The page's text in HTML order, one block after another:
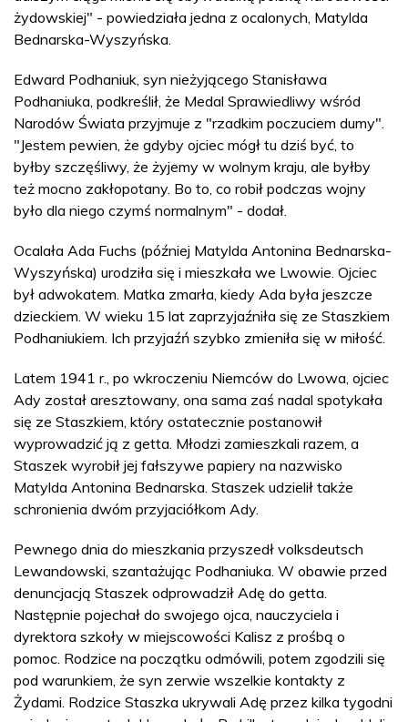
żydowskiej" - powiedziała jedna z ocalonych, Matylda
Bednarska-Wyszyńska.
Edward Podhaniuk, syn nieżyjącego Stanisława
Podhaniuka, podkreślił, że Medal Sprawiedliwy wśród
Narodów Świata przyjmuje z "rzadkim poczuciem dumy".
"Jestem pewien, że gdyby ojciec mógł tu dziś być, to
byłby szczęśliwy, że żyjemy w wolnym kraju, ale byłby
też mocno zakłopotany. Bo to, co robił podczas wojny
było dla niego czymś normalnym" - dodał.
Ocalała Ada Fuchs (później Matylda Antonina Bednarska-
Wyszyńska) urodziła się i mieszkała we Lwowie. Ojciec
był adwokatem. Matka zmarła, kiedy Ada była jeszcze
dzieckiem. W wieku 15 lat zaprzyjaźniła się ze Staszkiem
Podhaniukiem. Ich przyjaźń szybko zmieniła się w miłość.
Latem 1941 r., po wkroczeniu Niemców do Lwowa, ojciec
Ady został aresztowany, ona sama zaś nadal spotykała
się ze Staszkiem, który ostatecznie postanowił
wyprowadzić ją z getta. Młodzi zamieszkali razem, a
Staszek wyrobił jej fałszywe papiery na nazwisko
Matylda Antonina Bednarska. Staszek udzielił także
schronienia dwóm przyjaciółkom Ady.
Pewnego dnia do mieszkania przyszedł volksdeutsch
Lewandowski, szantażując Podhaniuka. W obawie przed
denuncjacją Staszek odprowadził Adę do getta.
Następnie pojechał do swojego ojca, nauczyciela i
dyrektora szkoły w miejscowości Kalisz z prośbą o
pomoc. Rodzice na początku odmówili, potem zgodzili się
pod warunkiem, że syn zerwie wszelkie kontakty z
Żydami. Rodzice Staszka ukrywali Adę przez kilka tygodni